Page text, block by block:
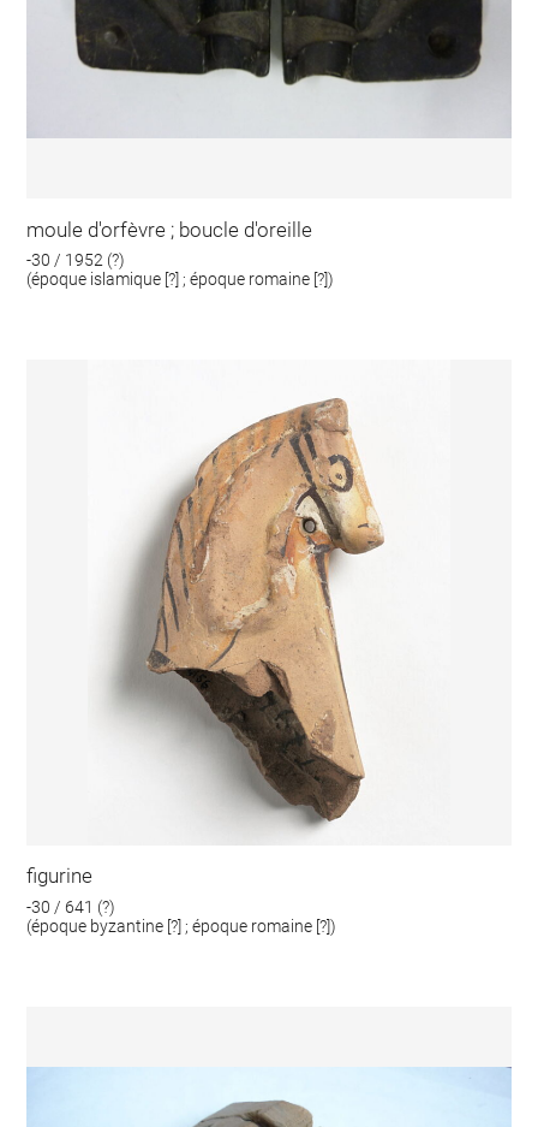
moule d'orfèvre ; boucle d'oreille
-30 / 1952 (?)
(époque islamique [?] ; époque romaine [?])
figurine
-30 / 641 (?)
(époque byzantine [?] ; époque romaine [?])